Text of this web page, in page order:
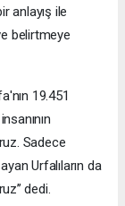
anlayış ile
belirtmeye
19.451
Sadece
Urfalıların da
dedi.